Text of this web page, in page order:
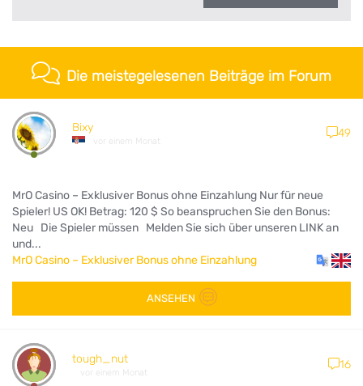
Die meistegelesenen Beiträge im Forum
Bixy
vor einem Monat
49
MrO Casino – Exklusiver Bonus ohne Einzahlung Nur für neue
Spieler! US OK! Betrag: 120 $ So beanspruchen Sie den Bonus:
Neu Die Spieler müssen Melden Sie sich über unseren LINK an
und...
MrO Casino – Exklusiver Bonus ohne Einzahlung
ANSEHEN
tough_nut
vor einem Monat
16